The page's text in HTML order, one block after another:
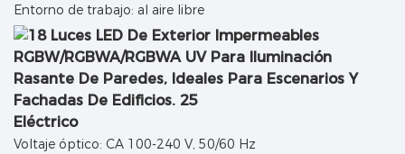
Entorno de trabajo: al aire libre
Eléctrico
Voltaje óptico: CA 100-240 V, 50/60 Hz